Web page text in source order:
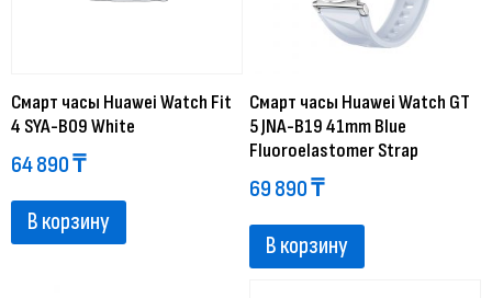
Смарт часы Huawei Watch Fit
4 SYA-B09 White
64 890₸
В корзину
Смарт часы Huawei Watch GT
5 JNA-B19 41mm Blue
Fluoroelastomer Strap
69 890₸
В корзину